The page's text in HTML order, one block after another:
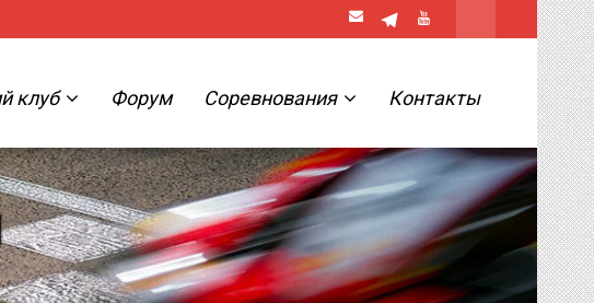
клуб Форум Соревнования Контакты